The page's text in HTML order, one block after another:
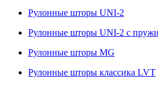
Рулонные шторы UNI-2
Рулонные шторы UNI-2 с
Рулонные шторы MG
Рулонные шторы классика LVT